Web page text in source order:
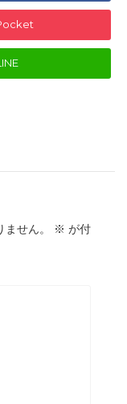
せん。 ※ が付